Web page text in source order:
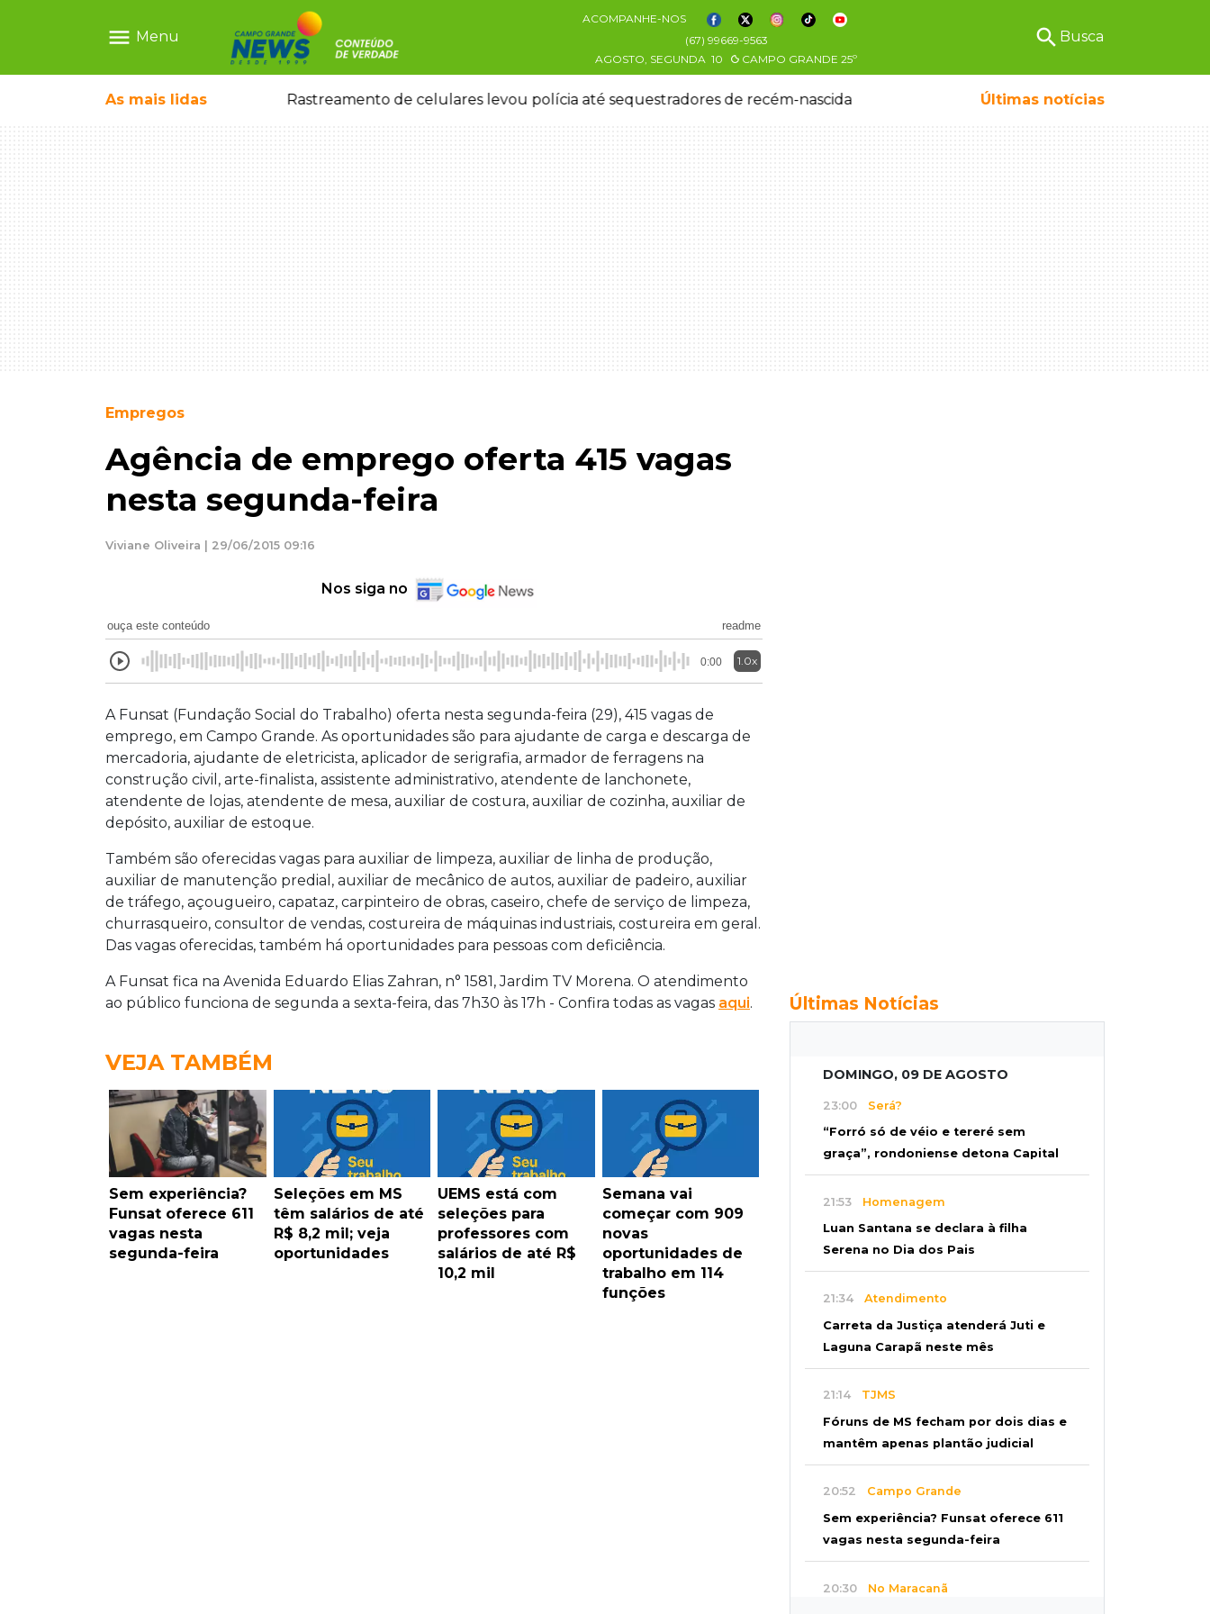
menu Menu
ACOMPANHE-NOS
(67) 99669-9563
AGOSTO, SEGUNDA 10 CAMPO GRANDE 25º
search Busca
As mais lidas
no Paraguai Rastreamento de celulares levou polícia até sequestradores de recém-nascida Últimas notícias
Empregos
Agência de emprego oferta 415 vagas
nesta segunda-feira
Viviane Oliveira | 29/06/2015 09:16
Nos siga no
ouça este conteúdo readme
0:00 1.0x
A Funsat (Fundação Social do Trabalho) oferta nesta segunda-feira (29), 415 vagas de
emprego, em Campo Grande. As oportunidades são para ajudante de carga e descarga de
mercadoria, ajudante de eletricista, aplicador de serigrafia, armador de ferragens na
construção civil, arte-finalista, assistente administrativo, atendente de lanchonete,
atendente de lojas, atendente de mesa, auxiliar de costura, auxiliar de cozinha, auxiliar de
depósito, auxiliar de estoque.
Também são oferecidas vagas para auxiliar de limpeza, auxiliar de linha de produção,
auxiliar de manutenção predial, auxiliar de mecânico de autos, auxiliar de padeiro, auxiliar
de tráfego, açougueiro, capataz, carpinteiro de obras, caseiro, chefe de serviço de limpeza,
churrasqueiro, consultor de vendas, costureira de máquinas industriais, costureira em geral.
Das vagas oferecidas, também há oportunidades para pessoas com deficiência.
A Funsat fica na Avenida Eduardo Elias Zahran, n° 1581, Jardim TV Morena. O atendimento
ao público funciona de segunda a sexta-feira, das 7h30 às 17h - Confira todas as vagas aqui.
VEJA TAMBÉM
Sem experiência?
Funsat oferece 611
vagas nesta
segunda-feira
Seleções em MS
têm salários de até
R$ 8,2 mil; veja
oportunidades
UEMS está com
seleções para
professores com
salários de até R$
10,2 mil
Semana vai
começar com 909
novas
oportunidades de
trabalho em 114
funções
Últimas Notícias
DOMINGO, 09 DE AGOSTO
23:00 Será?
“Forró só de véio e tereré sem
graça”, rondoniense detona Capital
21:53 Homenagem
Luan Santana se declara à filha
Serena no Dia dos Pais
21:34 Atendimento
Carreta da Justiça atenderá Juti e
Laguna Carapã neste mês
21:14 TJMS
Fóruns de MS fecham por dois dias e
mantêm apenas plantão judicial
20:52 Campo Grande
Sem experiência? Funsat oferece 611
vagas nesta segunda-feira
20:30 No Maracanã